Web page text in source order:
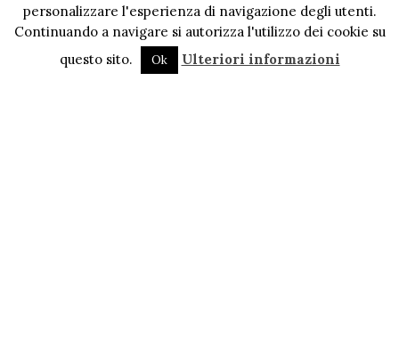
personalizzare l'esperienza di navigazione degli utenti.
Continuando a navigare si autorizza l'utilizzo dei cookie su
questo sito.
Ok Ulteriori informazioni